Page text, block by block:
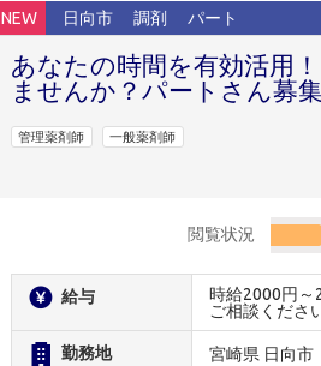
NEW 日向市 調剤 パート
あなたの時間を有効活用
ませんか？パートさん募集
管理薬剤師 一般薬剤師
閲覧状況
給与
時給2000円～
ご相談くださ
勤務地 宮崎県 日向市